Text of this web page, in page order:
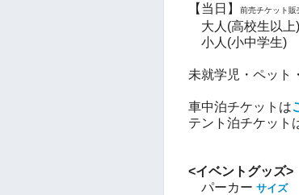
【当日】 前売チケット販
大人(高校生以上
小人(小中学生
未就学児・ペット
車中泊チケットは
テント泊チケット
<イベントグッズ>
パーカー サイズ